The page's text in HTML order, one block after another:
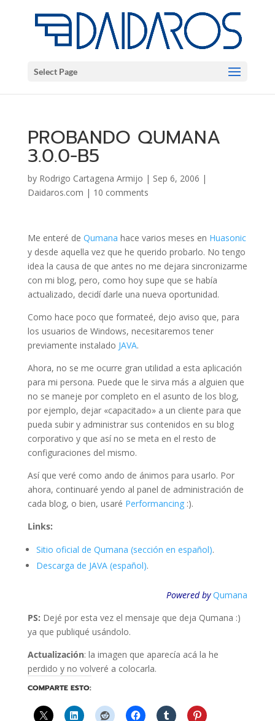
Select Page
PROBANDO QUMANA
3.0.0-B5
by Rodrigo Cartagena Armijo | Sep 6, 2006 |
Daidaros.com | 10 comments
Me enteré de Qumana hace varios meses en Huasonic
y desde aquella vez que he querido probarlo. No tengo
idea la causa de que antes no me dejara sincronizarme
con mi blog, pero, como hoy supe que se había
actualizado, decidí darle una nueva oportunidad.
Como hace poco que formateé, dejo aviso que, para
los usuarios de Windows, necesitaremos tener
previamente instalado JAVA.
Ahora, no se me ocurre gran utilidad a esta aplicación
para mi persona. Puede que le sirva más a alguien que
no se maneje por completo en el asunto de los blog,
por ejemplo, dejar «capacitado» a un cliente para que
pueda subir y administrar sus contenidos en su blog
corporativo y que así­ no se meta en el resto de
configuraciones del mismo.
Así que veré como ando de ánimos para usarlo. Por
ahora, continuaré yendo al panel de administración de
cada blog, o bien, usaré Performancing:).
Links:
Sitio oficial de Qumana (sección en español).
Descarga de JAVA (español).
Powered by Qumana
PS: Dejé por esta vez el mensaje que deja Qumana :)
ya que publiqué usándolo.
Actualización: la imagen que aparecía acá la he
perdido y no volveré a colocarla.
COMPARTE ESTO: